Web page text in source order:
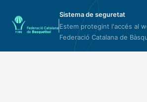
Sistema de seguretat
Estem protegint l'accés al
Federació Catalana de